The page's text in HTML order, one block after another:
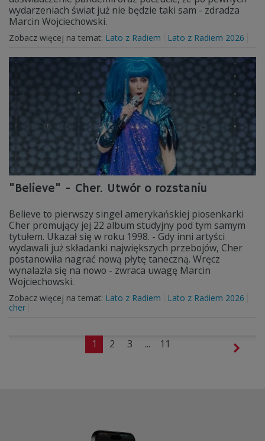
wydarzeniach świat już nie będzie taki sam - zdradza
Marcin Wojciechowski.
Zobacz więcej na temat: Lato z Radiem Lato z Radiem 2026
"Believe" - Cher. Utwór o rozstaniu
Believe to pierwszy singel amerykańskiej piosenkarki
Cher promujący jej 22 album studyjny pod tym samym
tytułem. Ukazał się w roku 1998. - Gdy inni artyści
wydawali już składanki największych przebojów, Cher
postanowiła nagrać nową płytę taneczną. Wręcz
wynalazła się na nowo - zwraca uwagę Marcin
Wojciechowski.
Zobacz więcej na temat: Lato z Radiem
Lato z Radiem 2026
cher
1 2 3 ... 11